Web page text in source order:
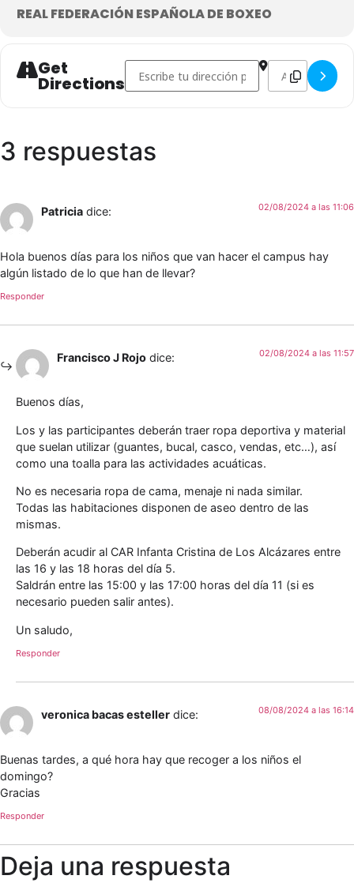
REAL FEDERACIÓN ESPAÑOLA DE BOXEO
Get
Directions
Address - CAMPUS DE VERANO RFEBoxeo
Destination
3 respuestas
Patricia dice: 02/08/2024 a las 11:06
Hola buenos días para los niños que van hacer el campus hay
algún listado de lo que han de llevar?
Responder
Francisco J Rojo dice: 02/08/2024 a las 11:57
Buenos días,
Los y las participantes deberán traer ropa deportiva y material
que suelan utilizar (guantes, bucal, casco, vendas, etc…), así
como una toalla para las actividades acuáticas.
No es necesaria ropa de cama, menaje ni nada similar.
Todas las habitaciones disponen de aseo dentro de las
mismas.
Deberán acudir al CAR Infanta Cristina de Los Alcázares entre
las 16 y las 18 horas del día 5.
Saldrán entre las 15:00 y las 17:00 horas del día 11 (si es
necesario pueden salir antes).
Un saludo,
Responder
veronica bacas esteller dice: 08/08/2024 a las 16:14
Buenas tardes, a qué hora hay que recoger a los niños el
domingo?
Gracias
Responder
Deja una respuesta